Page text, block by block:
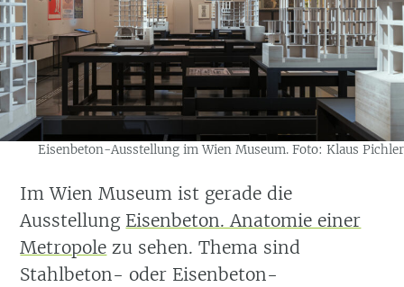
Eisenbeton-Ausstellung im Wien Museum. Foto: Klaus Pichler
Im Wien Museum ist gerade die
Ausstellung Eisenbeton. Anatomie einer
Metropole zu sehen. Thema sind
Stahlbeton- oder Eisenbeton-